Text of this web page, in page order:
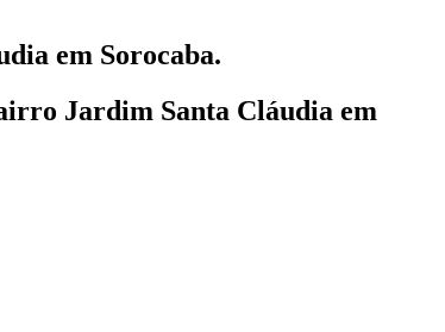
em Sorocaba.
Jardim Santa Cláudia em